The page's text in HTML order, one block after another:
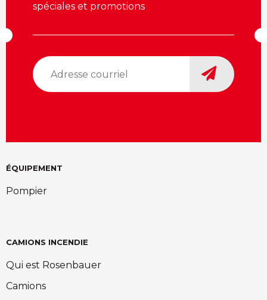
ÉQUIPEMENT
Pompier
CAMIONS INCENDIE
Qui est Rosenbauer
Camions
spéciales et promotions
Adresse
courriel